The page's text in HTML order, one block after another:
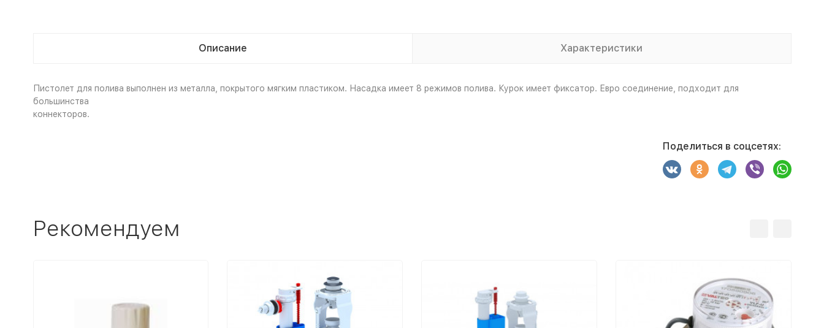
Описание Характеристики
Пистолет для полива выполнен из металла, покрытого мягким пластиком. Насадка имеет 8 режимов полива. Курок имеет фиксатор. Евро соединение, подходит для
большинства
коннекторов.
Поделиться в соцсетях:
Рекомендуем